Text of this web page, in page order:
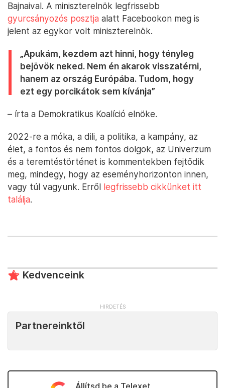
Bajnaival. A miniszterelnök legfrissebb
gyurcsányozós posztja alatt Facebookon meg is
jelent az egykor volt miniszterelnök.
„Apukám, kezdem azt hinni, hogy tényleg
bejövök neked. Nem én akarok visszatérni,
hanem az ország Európába. Tudom, hogy
ezt egy porcikátok sem kívánja”
– írta a Demokratikus Koalíció elnöke.
2022-re a móka, a dili, a politika, a kampány, az
élet, a fontos és nem fontos dolgok, az Univerzum
és a teremtéstörténet is kommentekben fejtődik
meg, mindegy, hogy az eseményhorizonton innen,
vagy túl vagyunk. Erről legfrissebb cikkünket itt
találja.
Kedvenceink
Partnereinktől
Állítsd be a Telexet